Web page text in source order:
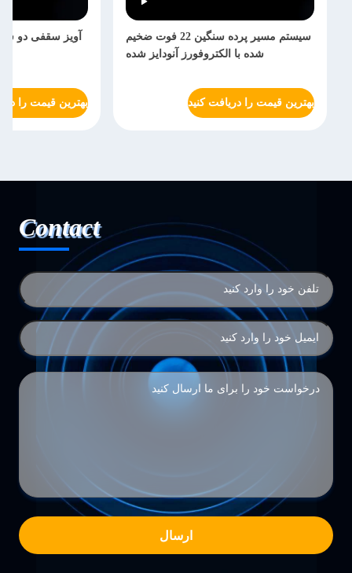
سیستم مسیر پرده سنگین 22 فوت ضخیم
شده با الکتروفورز آنودایز شده
بهترین قیمت را دریافت کنید
آویز سقفی دو
بهترین قیمت را
Contact
ارسال